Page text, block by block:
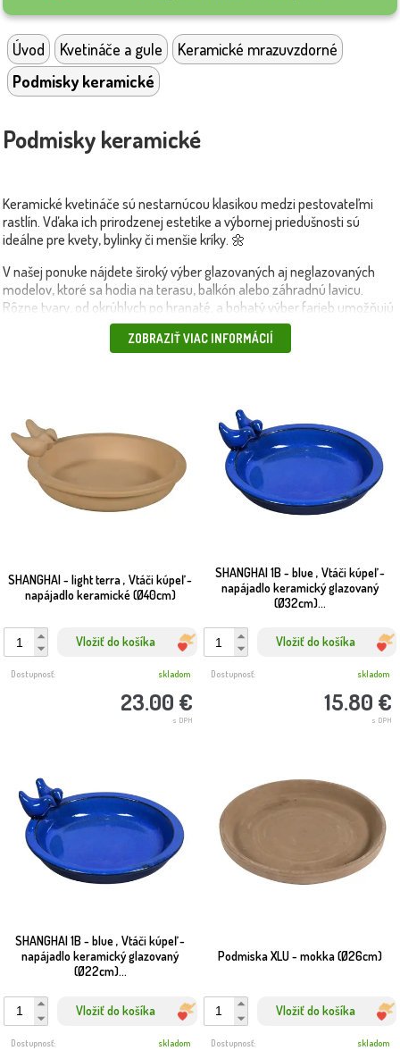
Úvod Kvetináče a gule
Keramické mrazuvzdorné
Podmisky keramické
Podmisky keramické
Keramické kvetináče sú nestarnúcou klasikou medzi pestovateľmi
rastlín. Vďaka ich prirodzenej estetike a výbornej priedušnosti sú
ideálne pre kvety, bylinky či menšie kríky. 🌼
V našej ponuke nájdete široký výber glazovaných aj neglazovaných
modelov, ktoré sa hodia na terasu, balkón alebo záhradnú lavicu.
Rôzne tvary, od okrúhlych po hranaté, a bohatý výber farieb umožňujú
dokonalé zladiť kvetináče s vaším štýlom.
Keramické kvetináče sú skvelou voľbou pre rastliny, ktoré vyžadujú
💡 Tip: Použite keramický kvetináč na pestovanie aromatických
byliniek ako bazalka či tymian priamo na kuchynskom okne alebo
terase.
📦 Produkty doručíme rýchlo a bezpečne – vlastnou dopravou alebo
ZOBRAZIŤ VIAC INFORMÁCIÍ
SHANGHAI - light terra , Vtáči kúpeľ -
napájadlo keramické (Ø40cm)
Vložiť do košíka
23.00 €
s DPH
Dostupnosť: skladom
SHANGHAI 1B - blue , Vtáči kúpeľ -
napájadlo keramický glazovaný
(Ø32cm)...
Vložiť do košíka
15.80 €
s DPH
Dostupnosť: skladom
SHANGHAI 1B - blue , Vtáči kúpeľ -
napájadlo keramický glazovaný
(Ø22cm)...
Vložiť do košíka
Dostupnosť: skladom
Podmiska XLU - mokka (Ø26cm)
Vložiť do košíka
Dostupnosť: skladom